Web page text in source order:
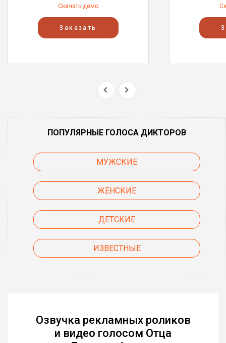
Скачать демо
Заказать
ПОПУЛЯРНЫЕ ГОЛОСА ДИКТОРОВ
МУЖСКИЕ
ЖЕНСКИЕ
ДЕТСКИЕ
ИЗВЕСТНЫЕ
Озвучка рекламных роликов
и видео голосом Отца